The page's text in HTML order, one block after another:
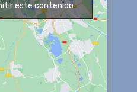
este contenido